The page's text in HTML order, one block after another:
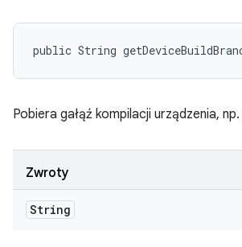
public String
Pobiera gałąź kompilacji urządzenia,
Zwroty
String